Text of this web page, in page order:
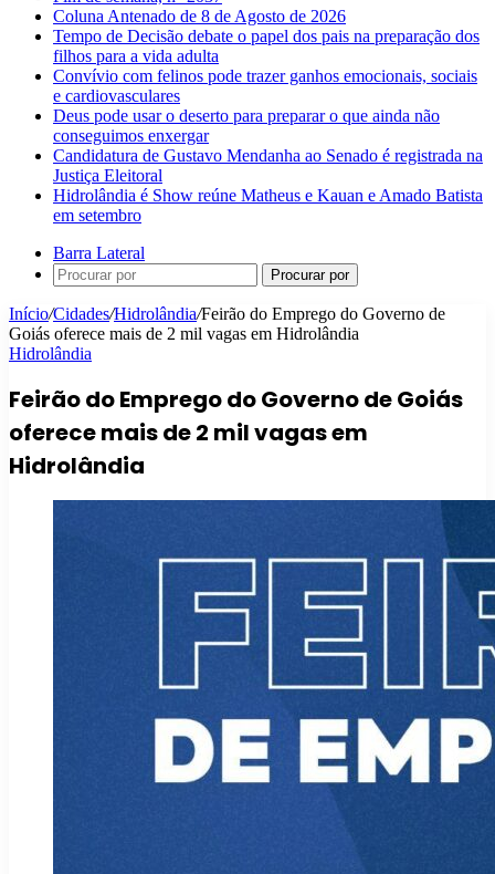
Coluna Antenado de 8 de Agosto de 2026
Tempo de Decisão debate o papel dos pais na preparação dos
filhos para a vida adulta
Convívio com felinos pode trazer ganhos emocionais, sociais
e cardiovasculares
Deus pode usar o deserto para preparar o que ainda não
conseguimos enxergar
Candidatura de Gustavo Mendanha ao Senado é registrada na
Justiça Eleitoral
Hidrolândia é Show reúne Matheus e Kauan e Amado Batista
em setembro
Barra Lateral
Procurar por
Início/Cidades/Hidrolândia/Feirão do Emprego do Governo de
Goiás oferece mais de 2 mil vagas em Hidrolândia
Hidrolândia
Feirão do Emprego do Governo de Goiás
oferece mais de 2 mil vagas em
Hidrolândia